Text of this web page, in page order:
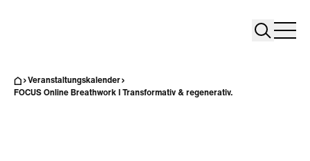
Search
Veranstaltungskalender
FOCUS Online Breathwork I Transformativ & regenerativ.